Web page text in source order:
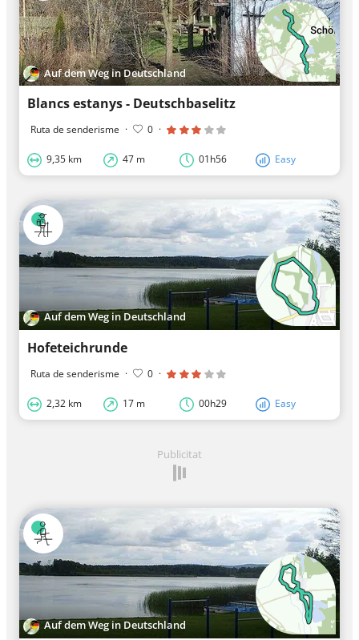
Auf dem Weg in Deutschland
Blancs estanys - Deutschbaselitz
Ruta de senderisme · 0 ·
9,35 km 47 m 01h56 Easy
Auf dem Weg in Deutschland
Hofeteichrunde
Ruta de senderisme · 0 ·
2,32 km 17 m 00h29 Easy
Publicitat
Auf dem Weg in Deutschland